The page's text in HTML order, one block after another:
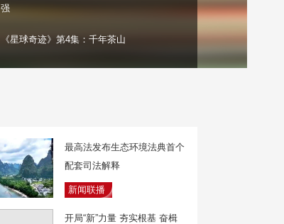
强
《星球奇迹》第4集：千年茶山
最高法发布生态环境法典首个
配套司法解释
新闻联播
开局“新”力量 夯实根基 奋楫